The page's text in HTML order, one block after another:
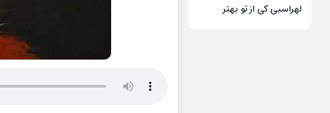
لهراسبی کی از تو ‌بهتر